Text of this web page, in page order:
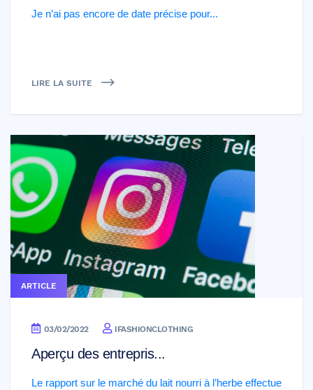
Je n’ai pas encore de date précise pour...
LIRE LA SUITE
ARTICLE
03/02/2022 IFASHIONCLOTHING
Aperçu des entrepris...
Le rapport sur le marché du lait nourri à l’herbe effectue